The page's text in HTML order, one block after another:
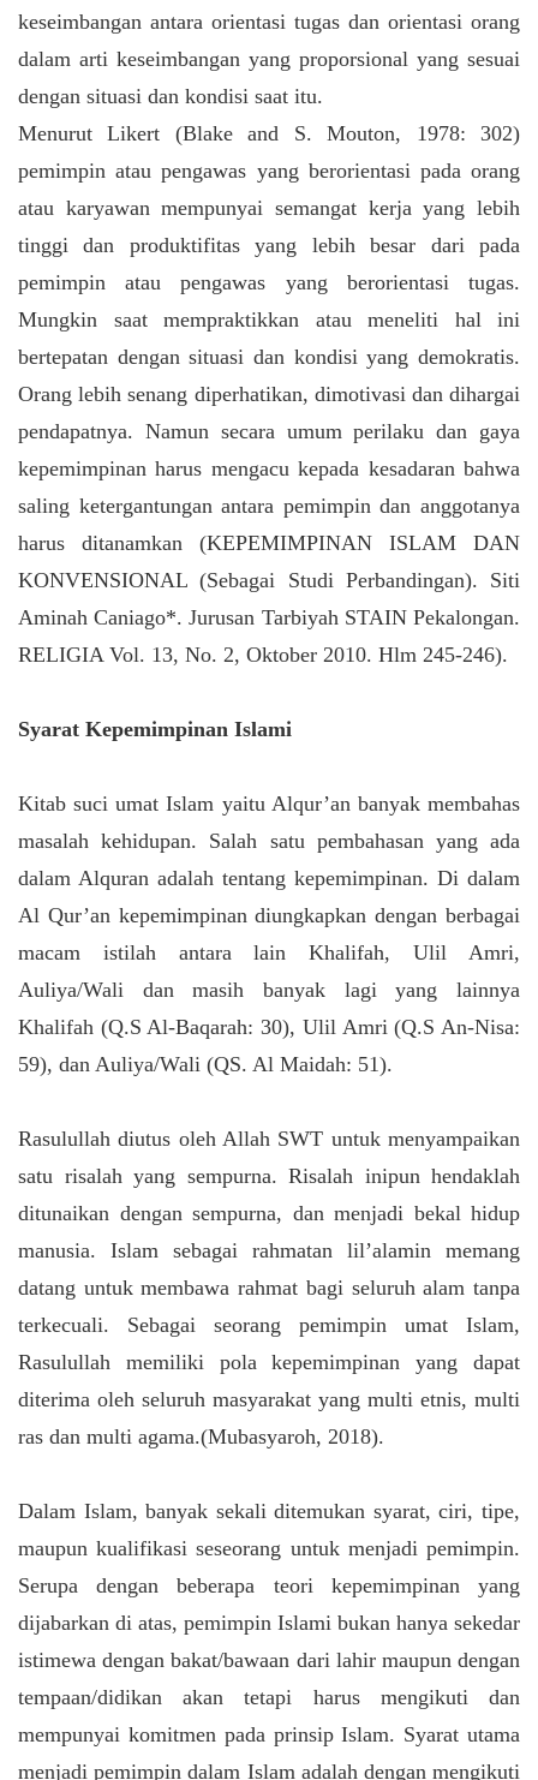
keseimbangan antara orientasi tugas dan orientasi orang
dalam arti keseimbangan yang proporsional yang sesuai
dengan situasi dan kondisi saat itu.
Menurut Likert (Blake and S. Mouton, 1978: 302)
pemimpin atau pengawas yang berorientasi pada orang
atau karyawan mempunyai semangat kerja yang lebih
tinggi dan produktifitas yang lebih besar dari pada
pemimpin atau pengawas yang berorientasi tugas.
Mungkin saat mempraktikkan atau meneliti hal ini
bertepatan dengan situasi dan kondisi yang demokratis.
Orang lebih senang diperhatikan, dimotivasi dan dihargai
pendapatnya. Namun secara umum perilaku dan gaya
kepemimpinan harus mengacu kepada kesadaran bahwa
saling ketergantungan antara pemimpin dan anggotanya
harus ditanamkan (KEPEMIMPINAN ISLAM DAN
KONVENSIONAL (Sebagai Studi Perbandingan). Siti
Aminah Caniago*. Jurusan Tarbiyah STAIN Pekalongan.
RELIGIA Vol. 13, No. 2, Oktober 2010. Hlm 245-246).
Syarat Kepemimpinan Islami
Kitab suci umat Islam yaitu Alqur’an banyak membahas
masalah kehidupan. Salah satu pembahasan yang ada
dalam Alquran adalah tentang kepemimpinan. Di dalam
Al Qur’an kepemimpinan diungkapkan dengan berbagai
macam istilah antara lain Khalifah, Ulil Amri,
Auliya/Wali dan masih banyak lagi yang lainnya
Khalifah (Q.S Al-Baqarah: 30), Ulil Amri (Q.S An-Nisa:
59), dan Auliya/Wali (QS. Al Maidah: 51).
Rasulullah diutus oleh Allah SWT untuk menyampaikan
satu risalah yang sempurna. Risalah inipun hendaklah
ditunaikan dengan sempurna, dan menjadi bekal hidup
manusia. Islam sebagai rahmatan lil’alamin memang
datang untuk membawa rahmat bagi seluruh alam tanpa
terkecuali. Sebagai seorang pemimpin umat Islam,
Rasulullah memiliki pola kepemimpinan yang dapat
diterima oleh seluruh masyarakat yang multi etnis, multi
ras dan multi agama.(Mubasyaroh, 2018).
Dalam Islam, banyak sekali ditemukan syarat, ciri, tipe,
maupun kualifikasi seseorang untuk menjadi pemimpin.
Serupa dengan beberapa teori kepemimpinan yang
dijabarkan di atas, pemimpin Islami bukan hanya sekedar
istimewa dengan bakat/bawaan dari lahir maupun dengan
tempaan/didikan akan tetapi harus mengikuti dan
mempunyai komitmen pada prinsip Islam. Syarat utama
menjadi pemimpin dalam Islam adalah dengan mengikuti